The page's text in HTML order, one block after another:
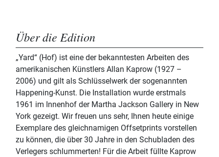
Über die Edition
„Yard“ (Hof) ist eine der bekanntesten Arbeiten des
amerikanischen Künstlers Allan Kaprow (1927 –
2006) und gilt als Schlüsselwerk der sogenannten
Happening-Kunst. Die Installation wurde erstmals
1961 im Innenhof der Martha Jackson Gallery in New
York gezeigt. Wir freuen uns sehr, Ihnen heute einige
Exemplare des gleichnamigen Offsetprints vorstellen
zu können, die über 30 Jahre in den Schubladen des
Verlegers schlummerten! Für die Arbeit füllte Kaprow